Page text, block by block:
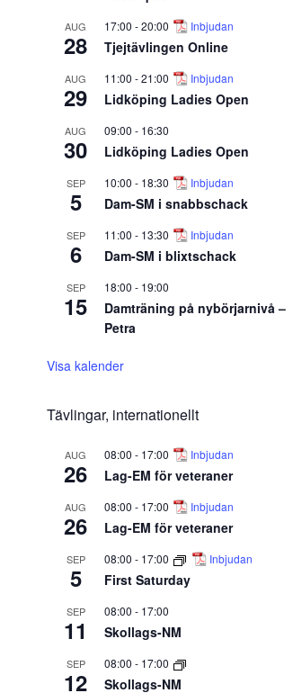
AUG
28
17:00 -20:00 Inbjudan
Tjejtävlingen Online
AUG
29
11:00 -21:00 Inbjudan
Lidköping Ladies Open
AUG
30
09:00 - 16:30
Lidköping Ladies Open
SEP
5
10:00 - 18:30 Inbjudan
Dam-SM i snabbschack
SEP
6
11:00 - 13:30 Inbjudan
Dam-SM i blixtschack
SEP
15
18:00 - 19:00
Damträning på nybörjarnivå –
Petra
Visa kalender
Tävlingar, internationellt
AUG
26
08:00 - 17:00 Inbjudan
Lag-EM för veteraner
AUG
26
08:00 - 17:00 Inbjudan
Lag-EM för veteraner
SEP
5
08:00 - 17:00 Inbjudan
First Saturday
SEP
11
08:00 - 17:00
Skollags-NM
SEP
12
08:00 - 17:00
Skollags-NM